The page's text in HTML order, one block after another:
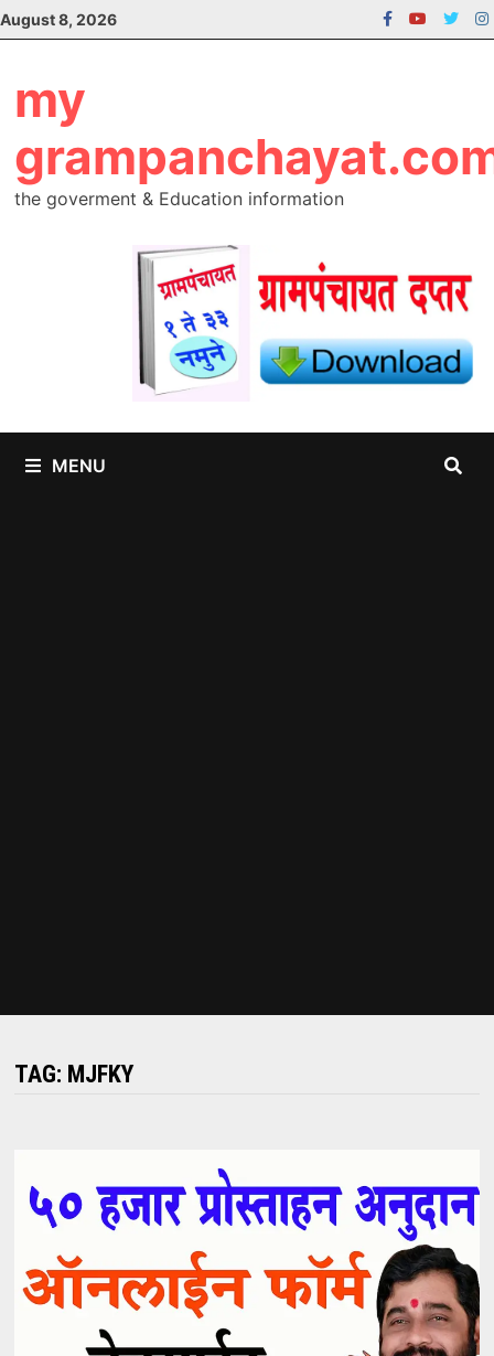
Skip
to
August 8, 2026
my
the goverment & Education information
MENU
TAG: MJFKY